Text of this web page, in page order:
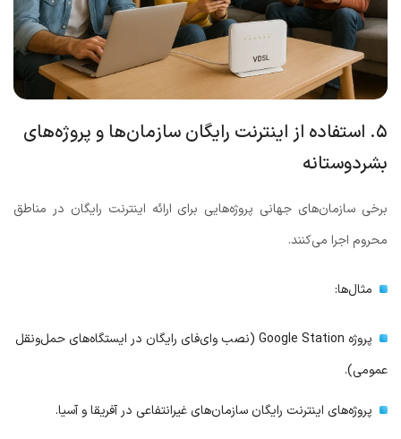
۵. استفاده از اینترنت رایگان سازمان‌ها و پروژه‌های
بشردوستانه
برخی سازمان‌های جهانی پروژه‌هایی برای ارائه اینترنت رایگان در مناطق
محروم اجرا می‌کنند.
مثال‌ها:
پروژه Google Station (نصب وای‌فای رایگان در ایستگاه‌های حمل‌ونقل
عمومی).
پروژه‌های اینترنت رایگان سازمان‌های غیرانتفاعی در آفریقا و آسیا.